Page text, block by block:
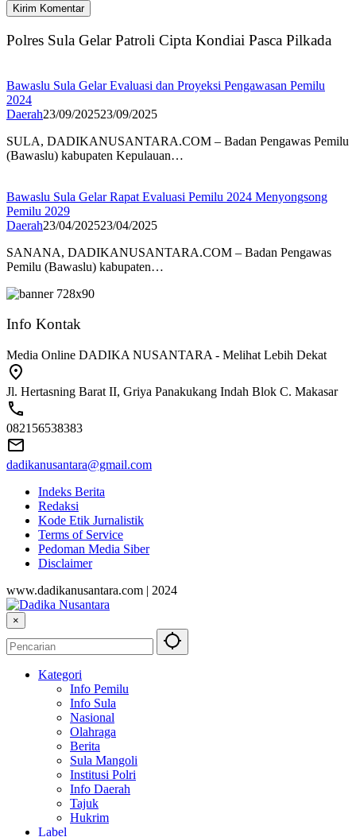
Polres Sula Gelar Patroli Cipta Kondiai Pasca Pilkada
Bawaslu Sula Gelar Evaluasi dan Proyeksi Pengawasan Pemilu
2024
Daerah23/09/202523/09/2025
SULA, DADIKANUSANTARA.COM – Badan Pengawas Pemilu
(Bawaslu) kabupaten Kepulauan…
Bawaslu Sula Gelar Rapat Evaluasi Pemilu 2024 Menyongsong
Pemilu 2029
Daerah23/04/202523/04/2025
SANANA, DADIKANUSANTARA.COM – Badan Pengawas
Pemilu (Bawaslu) kabupaten…
Info Kontak
Media Online DADIKA NUSANTARA - Melihat Lebih Dekat
Jl. Hertasning Barat II, Griya Panakukang Indah Blok C. Makasar
082156538383
dadikanusantara@gmail.com
Indeks Berita
Redaksi
Kode Etik Jurnalistik
Terms of Service
Pedoman Media Siber
Disclaimer
www.dadikanusantara.com | 2024
×
Kategori
Info Pemilu
Info Sula
Nasional
Olahraga
Berita
Sula Mangoli
Institusi Polri
Info Daerah
Tajuk
Hukrim
Label